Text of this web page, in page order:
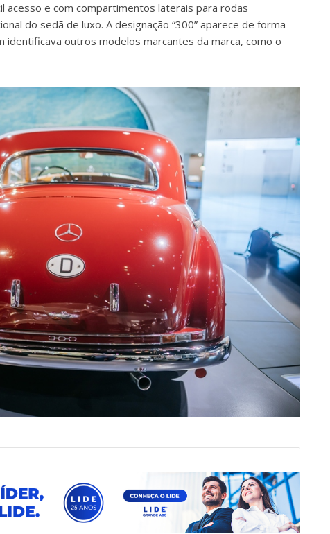
acesso e com compartimentos laterais para rodas
do sedã de luxo. A designação “300” aparece de forma
outros modelos marcantes da marca, como o